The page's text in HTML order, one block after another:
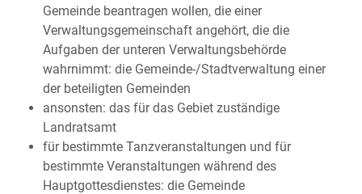
Gemeinde beantragen wollen, die einer
Verwaltungsgemeinschaft angehört, die die
Aufgaben der unteren Verwaltungsbehörde
wahrnimmt: die Gemeinde-/Stadtverwaltung einer
der beteiligten Gemeinden
ansonsten: das für das Gebiet zuständige
Landratsamt
für bestimmte Tanzveranstaltungen und für
bestimmte Veranstaltungen während des
Hauptgottesdienstes: die Gemeinde